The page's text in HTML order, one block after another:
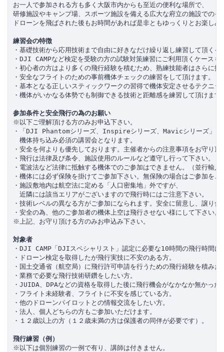
お一人で参加される方も多く大阪市内からも至近の便利な場所で、
研修施設やキャンプ場、スポーツ施設を備える広大な府立の施設でのイ
ドローンを飛ばされた後もお時間があれば是非ともゆっくりとお楽しみ
練習会の特徴
・基礎技術から応用技術まで自由に好きなだけ繰り返し練習して頂くイ
・DJI CAMPなど検定を受験の方の試験対策練習にご利用頂くケースも
・初心者の方はより多くの飛行経験を積むため、熟練技能者はさらに
・安全なフライトのための事前機体チェックの練習をして頂けます。
・基本となる正しいスティックワークの習得で機体安定させるテクニ
・機体がいかなる体勢でも制御できる技術と距離感を練習して頂けま
参加条件と安全飛行の為のお願い
※以下ご理解頂ける方のみお申込下さい。
・「DJI Phantomシリーズ、Inspireシリーズ、Mavicシリーズ」な
機体持ち込み必須の講習会となります。
・安全を何よりも優先しております。主催者からの注意事項をお守り
・飛行は法律及び条令、施設使用のルールなど遵守し行って下さい。
・電波法など法律に抵触する機体でのご参加はできません。（並行輸
・機体には必ず保険を掛けてご参加下さい。無保険の場合はご参加をご
・施設敷地内は航空法に定める「人口密集地」外ですが、
近隣には該当エリアがございますので飛行時にはご注意下さい。
・技術レベルの異なる方がご参加になられます。安全に留意し、譲り
・安全の為、他のご参加者の機体上空は飛行させない様にして下さい。
※上記、お守り頂ける方のみお申込み下さい。
対象者
・DJI CAMP「DJIスペシャリスト」認定に必要な10時間の飛行時間に
・ドローン検定を取得したが飛行実技に不安のある方。
・国土交通省（航空局）に飛行許可申請を行うための飛行経験を積みた
・業務で必要な飛行技術研鑽をしたい方。
・JUIDA、DPAなどの資格を取得した後に飛行機会がなかなか無かった
・フライト未経験者、フライトに不安を感じている方。
・他のドローンパイロットとの情報交流をしたい方。
・法人、個人どちらの方もご参加いただけます。
・１２歳以上の方（１２歳未満の方は保護者の同伴が必要です）。
飛行練習（例）
※以下は個別練習の一例で有り、講師は付きません。